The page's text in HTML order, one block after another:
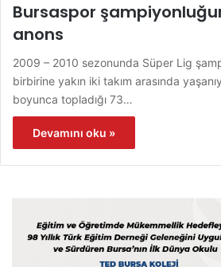
Bursaspor
anons
2009 – 2010 sezonunda Süper Lig
birbirine yakın iki takım arasında
boyunca topladığı 73…
Devamını oku »